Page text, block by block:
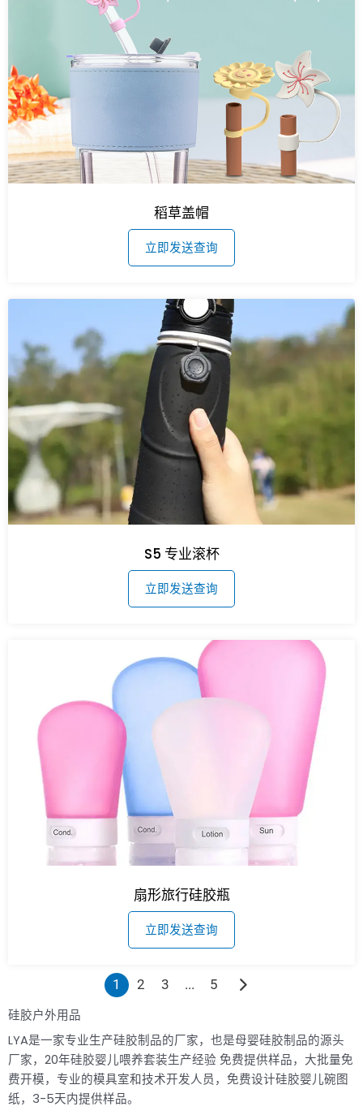
稻草盖帽
立即发送查询
S5 专业滚杯
立即发送查询
扇形旅行硅胶瓶
立即发送查询
1 2 3 ...
5
硅胶户外用品
LYA是一家专业生产硅胶制品的厂家，也是母婴硅胶制品的源头
厂家，20年硅胶婴儿喂养套装生产经验 免费提供样品，大批量免
费开模，专业的模具室和技术开发人员，免费设计硅胶婴儿碗图
纸，3-5天内提供样品。